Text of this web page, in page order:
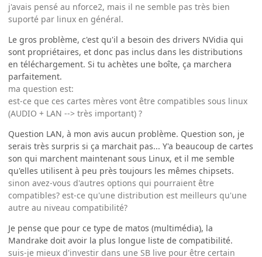
j'avais pensé au nforce2, mais il ne semble pas très bien
suporté par linux en général.
Le gros problème, c'est qu'il a besoin des drivers NVidia qui
sont propriétaires, et donc pas inclus dans les distributions
en téléchargement. Si tu achètes une boîte, ça marchera
parfaitement.
ma question est:
est-ce que ces cartes mères vont être compatibles sous linux
(AUDIO + LAN --> très important) ?
Question LAN, à mon avis aucun problème. Question son, je
serais très surpris si ça marchait pas... Y'a beaucoup de cartes
son qui marchent maintenant sous Linux, et il me semble
qu'elles utilisent à peu près toujours les mêmes chipsets.
sinon avez-vous d'autres options qui pourraient être
compatibles? est-ce qu'une distribution est meilleurs qu'une
autre au niveau compatibilité?
Je pense que pour ce type de matos (multimédia), la
Mandrake doit avoir la plus longue liste de compatibilité.
suis-je mieux d'investir dans une SB live pour être certain